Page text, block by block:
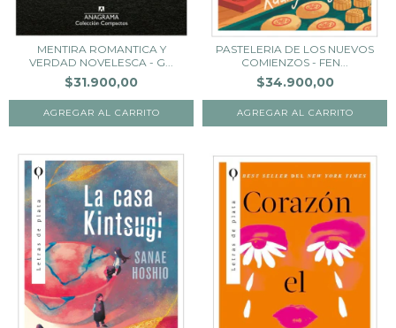
MENTIRA ROMANTICA Y
VERDAD NOVELESCA - G...
$31.900,00
PASTELERIA DE LOS NUEVOS
COMIENZOS - FEN...
$34.900,00